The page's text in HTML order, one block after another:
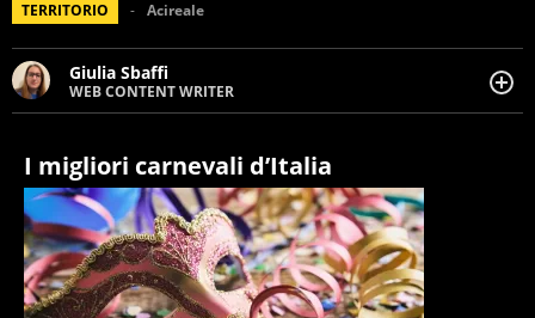
TERRITORIO Acireale
Giulia Sbaffi
WEB CONTENT WRITER
Web content writer appassionata di belle storie e di
natura, le piace tenersi informata su ciò che accade
intorno a lei.
I migliori carnevali d’Italia